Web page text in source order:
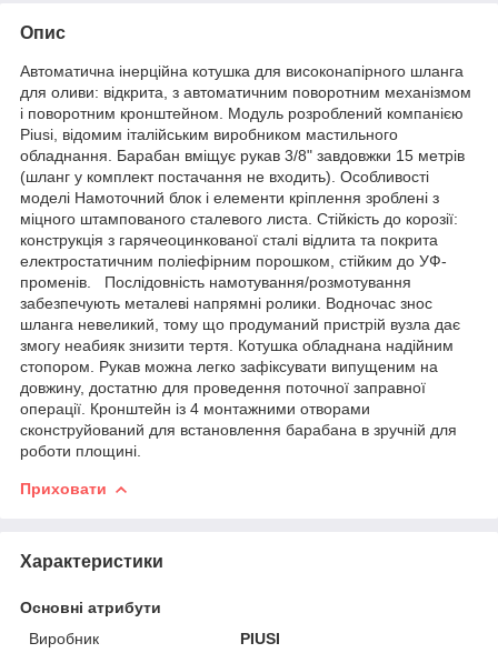
Опис
Автоматична інерційна котушка для високонапірного шланга
для оливи: відкрита, з автоматичним поворотним механізмом
і поворотним кронштейном. Модуль розроблений компанією
Piusi, відомим італійським виробником мастильного
обладнання. Барабан вміщує рукав 3/8" завдовжки 15 метрів
(шланг у комплект постачання не входить). Особливості
моделі Намоточний блок і елементи кріплення зроблені з
міцного штампованого сталевого листа. Стійкість до корозії:
конструкція з гарячеоцинкованої сталі відлита та покрита
електростатичним поліефірним порошком, стійким до УФ-
променів. Послідовність намотування/розмотування
забезпечують металеві напрямні ролики. Водночас знос
шланга невеликий, тому що продуманий пристрій вузла дає
змогу неабияк знизити тертя. Котушка обладнана надійним
стопором. Рукав можна легко зафіксувати випущеним на
довжину, достатню для проведення поточної заправної
операції. Кронштейн із 4 монтажними отворами
сконструйований для встановлення барабана в зручній для
роботи площині.
Приховати
Характеристики
Основні атрибути
Виробник
PIUSI